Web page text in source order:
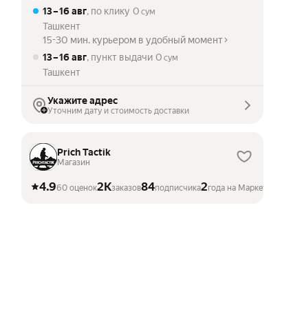
13 – 16 авг, по клику 0 сум
Ташкент
15-30 мин. курьером в удобный момент
13 – 16 авг, пункт выдачи 0 сум
Ташкент
Укажите адрес
Уточним дату и стоимость доставки
Prich Tactik
Магазин
4.960 оценок2Kзаказов84подписчика2года на Маркете